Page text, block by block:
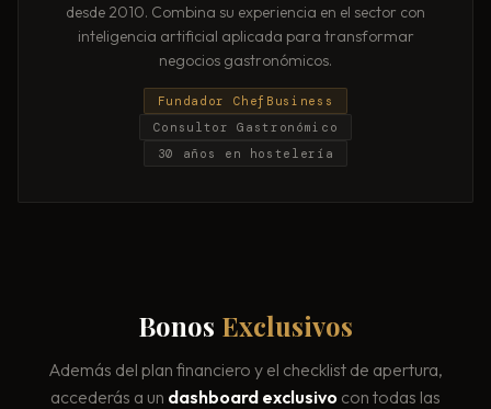
desde 2010. Combina su experiencia en el sector con
inteligencia artificial aplicada para transformar
negocios gastronómicos.
Fundador ChefBusiness
Consultor Gastronómico
30 años en hostelería
Bonos Exclusivos
Además del plan financiero y el checklist de apertura,
accederás a un dashboard exclusivo con todas las